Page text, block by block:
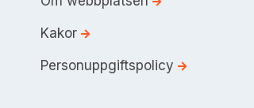
Kakor
Personuppgiftspolicy